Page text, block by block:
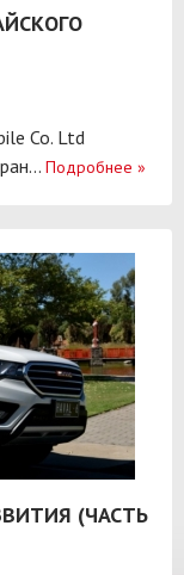
Co. Ltd
Подробнее »
(ЧАСТЬ